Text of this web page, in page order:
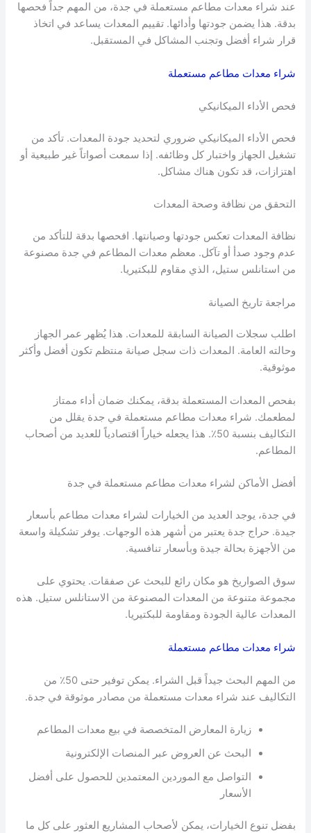
عند شراء معدات مطاعم مستعملة في جدة، من المهم جداً فحصها
بدقة. هذا يضمن جودتها وأدائها. تقييم المعدات يساعد في اتخاذ
قرار شراء أفضل وتجنب المشاكل في المستقبل.
شراء معدات مطاعم مستعملة
فحص الأداء الميكانيكي
فحص الأداء الميكانيكي ضروري لتحديد جودة المعدات. تأكد من
تشغيل الجهاز واختبار كل وظائفه. إذا سمعت أصواتاً غير طبيعية أو
اهتزازات، قد تكون هناك مشاكل.
التحقق من نظافة وصحة المعدات
نظافة المعدات تعكس جودتها وصيانتها. افحصها بدقة للتأكد من
عدم وجود صدأ أو تآكل. معظم معدات المطاعم في جدة مصنوعة
من استانلس ستيل، الذي مقاوم للبكتيريا.
مراجعة تاريخ الصيانة
اطلب سجلات الصيانة السابقة للمعدات. هذا يُظهر عمر الجهاز
وحالته العامة. المعدات ذات سجل صيانة منتظم تكون أفضل وأكثر
موثوقية.
بفحص المعدات المستعملة بدقة، يمكنك ضمان أداء ممتاز
لمطعمك. شراء معدات مطاعم مستعملة في جدة يقلل من
التكاليف بنسبة 50٪. هذا يجعله خياراً اقتصادياً للعديد من أصحاب
المطاعم.
أفضل الأماكن لشراء معدات مطاعم مستعملة في جدة
في جدة، يوجد العديد من الخيارات لشراء معدات مطاعم بأسعار
جيدة. حراج جدة يعتبر من أشهر هذه الوجهات. يوفر تشكيلة واسعة
من الأجهزة بحالة جيدة وبأسعار تنافسية.
سوق الصواريخ هو مكان رائع للبحث عن صفقات. يحتوي على
مجموعة متنوعة من المعدات المصنوعة من الاستانلس ستيل. هذه
المعدات عالية الجودة ومقاومة للبكتيريا.
شراء معدات مطاعم مستعملة
من المهم البحث جيداً قبل الشراء. يمكن توفير حتى 50٪ من
التكاليف عند شراء معدات مستعملة من مصادر موثوقة في جدة.
زيارة المعارض المتخصصة في بيع معدات المطاعم
البحث عن العروض عبر المنصات الإلكترونية
التواصل مع الموردين المعتمدين للحصول على أفضل
الأسعار
بفضل تنوع الخيارات، يمكن لأصحاب المشاريع العثور على كل ما